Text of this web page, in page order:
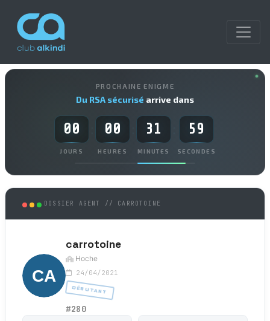
PROCHAINE ENIGME
Du RSA sécurisé arrive dans
00
JOURS
00
HEURES
31
MINUTES
59
SECONDES
DOSSIER AGENT // CARROTOINE
carrotoine
Hoche
24/04/2021
DÉBUTANT
#280